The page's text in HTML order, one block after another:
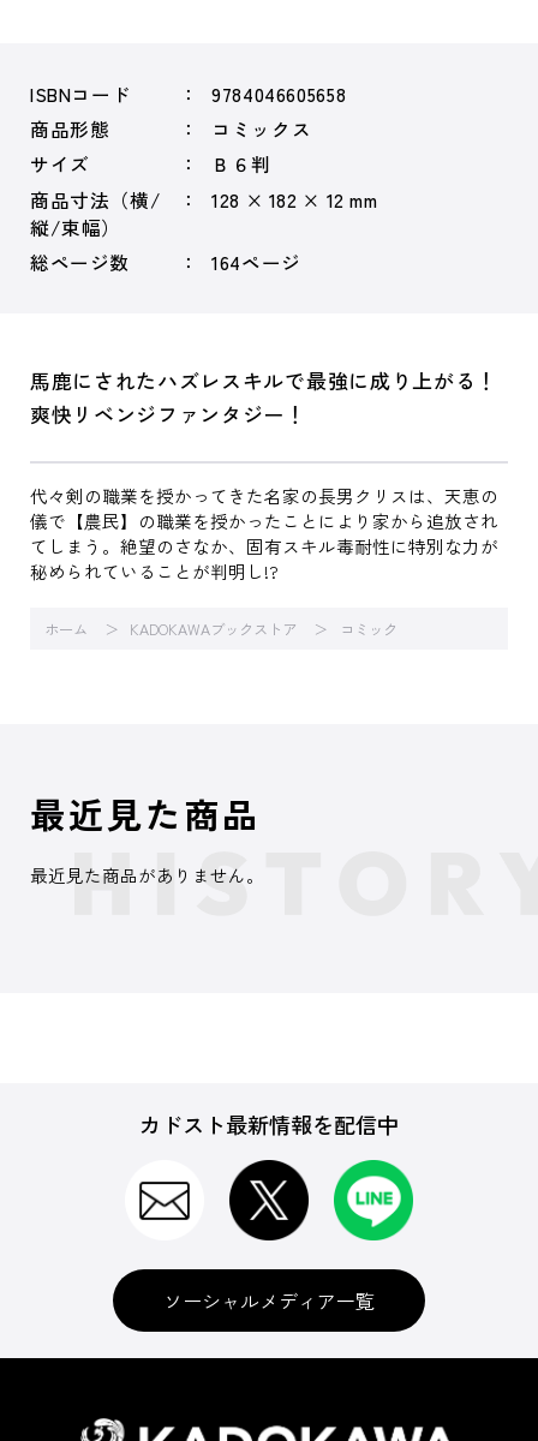
ISBNコード
9784046605658
商品形態
コミックス
サイズ
Ｂ６判
商品寸法（横/
縦/束幅）
128 × 182 × 12 mm
総ページ数 164ページ
馬鹿にされたハズレスキルで最強に成り上がる！
爽快リベンジファンタジー！
代々剣の職業を授かってきた名家の長男クリスは、天恵の
儀で【農民】の職業を授かったことにより家から追放され
てしまう。絶望のさなか、固有スキル毒耐性に特別な力が
秘められていることが判明し!?
ホーム KADOKAWAブックストア コミック
最近見た商品
最近見た商品がありません。
カドスト最新情報を配信中
ソーシャルメディア一覧